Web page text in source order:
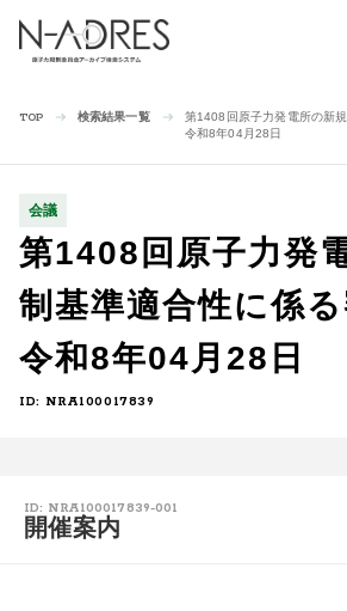
TOP 検索結果一覧
第1408回原子力発電所の新
令和8年04月28日
会議
第1408回原子力発
制基準適合性に係
令和8年04月28日
ID: NRA100017839
ID: NRA100017839-001
開催案内